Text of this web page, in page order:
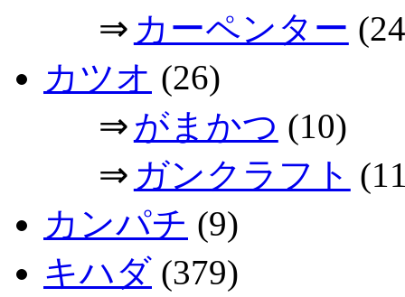
⇒ カーペンター
カツオ (26)
⇒ がまかつ (10)
⇒ ガンクラフト
カンパチ (9)
キハダ (379)